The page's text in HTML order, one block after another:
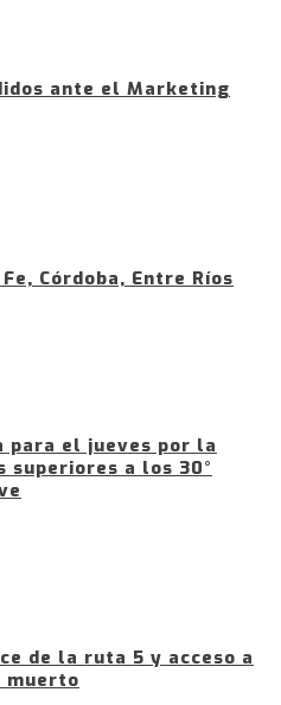
ante el Marketing
Córdoba, Entre Ríos
para el jueves por la
superiores a los 30°
de la ruta 5 y acceso a
muerto